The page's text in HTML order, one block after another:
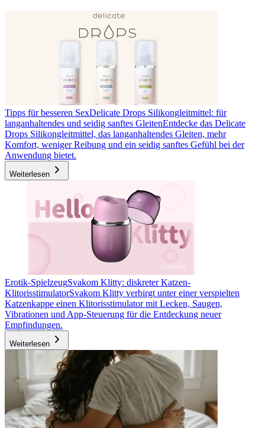
Tipps für besseren SexDelicate Drops Silikongleitmittel: für
langanhaltendes und seidig sanftes GleitenEntdecke das Delicate
Drops Silikongleitmittel, das langanhaltendes Gleiten, mehr
Komfort, weniger Reibung und ein seidig sanftes Gefühl bei der
Anwendung bietet.
Weiterlesen
Erotik-SpielzeugSvakom Klitty: diskreter Katzen-
KlitorisstimulatorSvakom Klitty verbirgt unter einer verspielten
Katzenkappe einen Klitorisstimulator mit Lecken, Saugen,
Vibrationen und App-Steuerung für die Entdeckung neuer
Empfindungen.
Weiterlesen